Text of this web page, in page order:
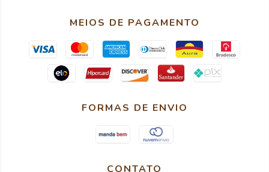
MEIOS DE PAGAMENTO
FORMAS DE ENVIO
CONTATO